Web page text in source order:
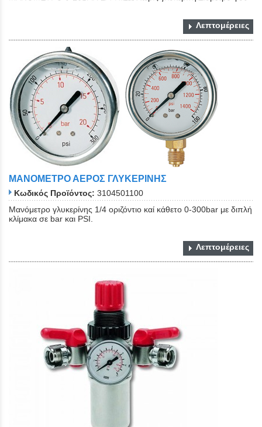
Λεπτομέρειες
ΜΑΝΟΜΕΤΡΟ ΑΕΡΟΣ ΓΛΥΚΕΡΙΝΗΣ
Κωδικός Προϊόντος: 3104501100
Μανόμετρο γλυκερίνης 1/4 οριζόντιο καί κάθετο 0-300bar με διπλή
κλίμακα σε bar και PSI.
Λεπτομέρειες